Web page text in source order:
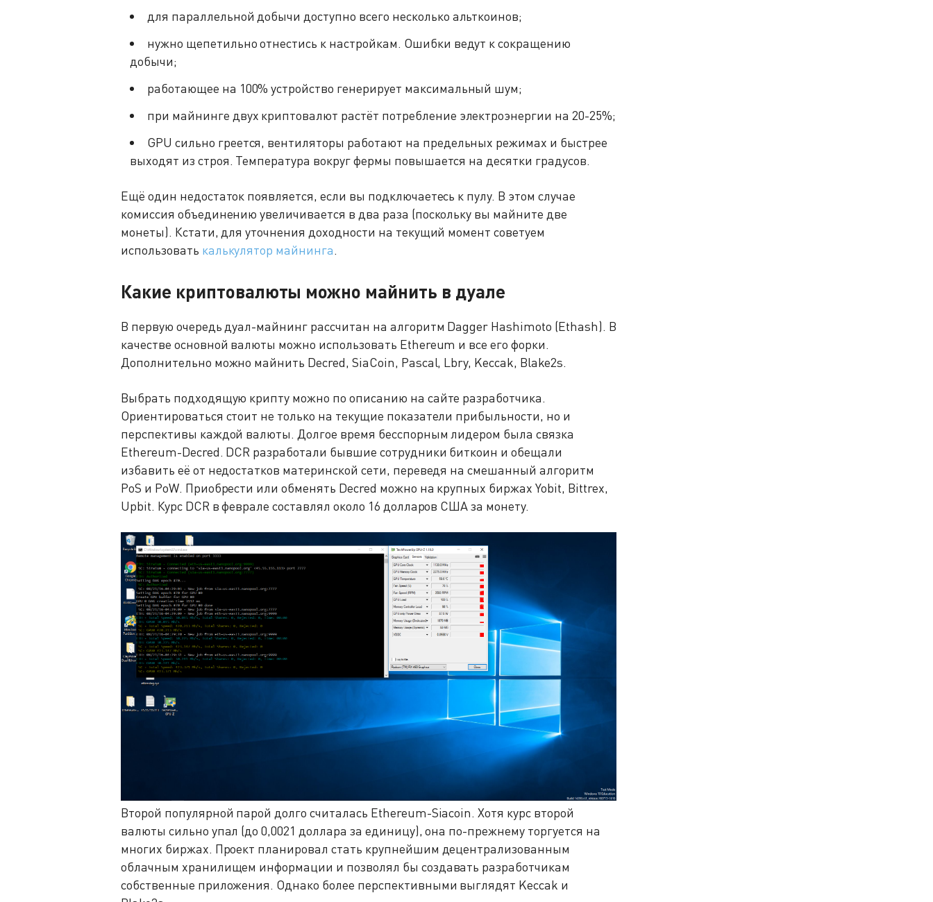
для параллельной добычи доступно всего несколько альткоинов;
нужно щепетильно отнестись к настройкам. Ошибки ведут к сокращению
добычи;
работающее на 100% устройство генерирует максимальный шум;
при майнинге двух криптовалют растёт потребление электроэнергии на 20-25%;
GPU сильно греется, вентиляторы работают на предельных режимах и быстрее
выходят из строя. Температура вокруг фермы повышается на десятки градусов.
Ещё один недостаток появляется, если вы подключаетесь к пулу. В этом случае
комиссия объединению увеличивается в два раза (поскольку вы майните две
монеты). Кстати, для уточнения доходности на текущий момент советуем
использовать калькулятор майнинга.
Какие криптовалюты можно майнить в дуале
В первую очередь дуал-майнинг рассчитан на алгоритм Dagger Hashimoto (Ethash). В
качестве основной валюты можно использовать Ethereum и все его форки.
Дополнительно можно майнить Decred, SiaCoin, Pascal, Lbry, Keccak, Blake2s.
Выбрать подходящую крипту можно по описанию на сайте разработчика.
Ориентироваться стоит не только на текущие показатели прибыльности, но и
перспективы каждой валюты. Долгое время бесспорным лидером была связка
Ethereum-Decred. DCR разработали бывшие сотрудники биткоин и обещали
избавить её от недостатков материнской сети, переведя на смешанный алгоритм
PoS и PoW. Приобрести или обменять Decred можно на крупных биржах Yobit, Bittrex,
Upbit. Курс DCR в феврале составлял около 16 долларов США за монету.
Второй популярной парой долго считалась Ethereum-Siacoin. Хотя курс второй
валюты сильно упал (до 0,0021 доллара за единицу), она по-прежнему торгуется на
многих биржах. Проект планировал стать крупнейшим децентрализованным
облачным хранилищем информации и позволял бы создавать разработчикам
собственные приложения. Однако более перспективными выглядят Keccak и